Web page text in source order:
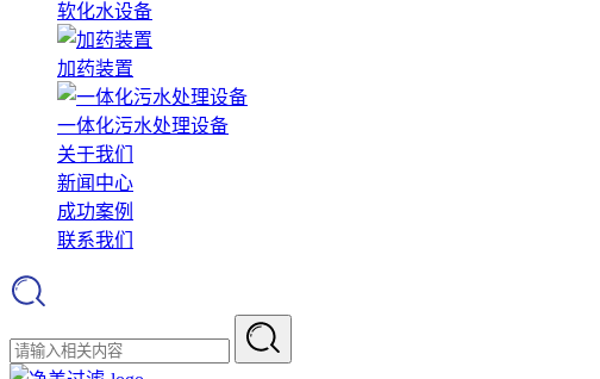
软化水设备
加药装置
一体化污水处理设备
关于我们
新闻中心
成功案例
联系我们